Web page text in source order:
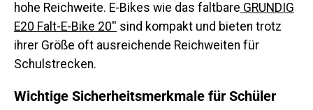
hohe Reichweite. E-Bikes wie das faltbare GRUNDIG
E20 Falt-E-Bike 20'' sind kompakt und bieten trotz
ihrer Größe oft ausreichende Reichweiten für
Schulstrecken.
Wichtige Sicherheitsmerkmale für Schüler